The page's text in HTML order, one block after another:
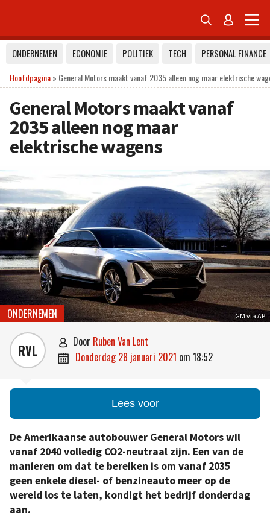
 
ONDERNEMEN ECONOMIE POLITIEK TECH
PERSONAL FINANCE
Hoofdpagina» General Motors maakt vanaf 2035 alleen nog maar elektrische
General Motors maakt vanaf
2035 alleen nog maar
elektrische wagens
GM via AP
ONDERNEMEN
RVL  door Ruben Van Lent
 donderdag 28 januari 2021 om 18:52
Lees voor
De Amerikaanse autobouwer General Motors wil
vanaf 2040 volledig CO2-neutraal zijn. Een van de
manieren om dat te bereiken is om vanaf 2035
geen enkele diesel- of benzineauto meer op de
wereld los te laten, kondigt het bedrijf donderdag
aan.